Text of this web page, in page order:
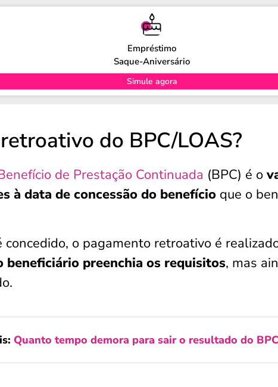
Empréstimo
Saque-Aniversário
Simule agora
do BPC/LOAS?
de Prestação Continuada (BPC) é o
à data de concessão do benefício que o
concedido, o pagamento retroativo é
beneficiário preenchia os requisitos, mas
Quanto tempo demora para sair o resultado do